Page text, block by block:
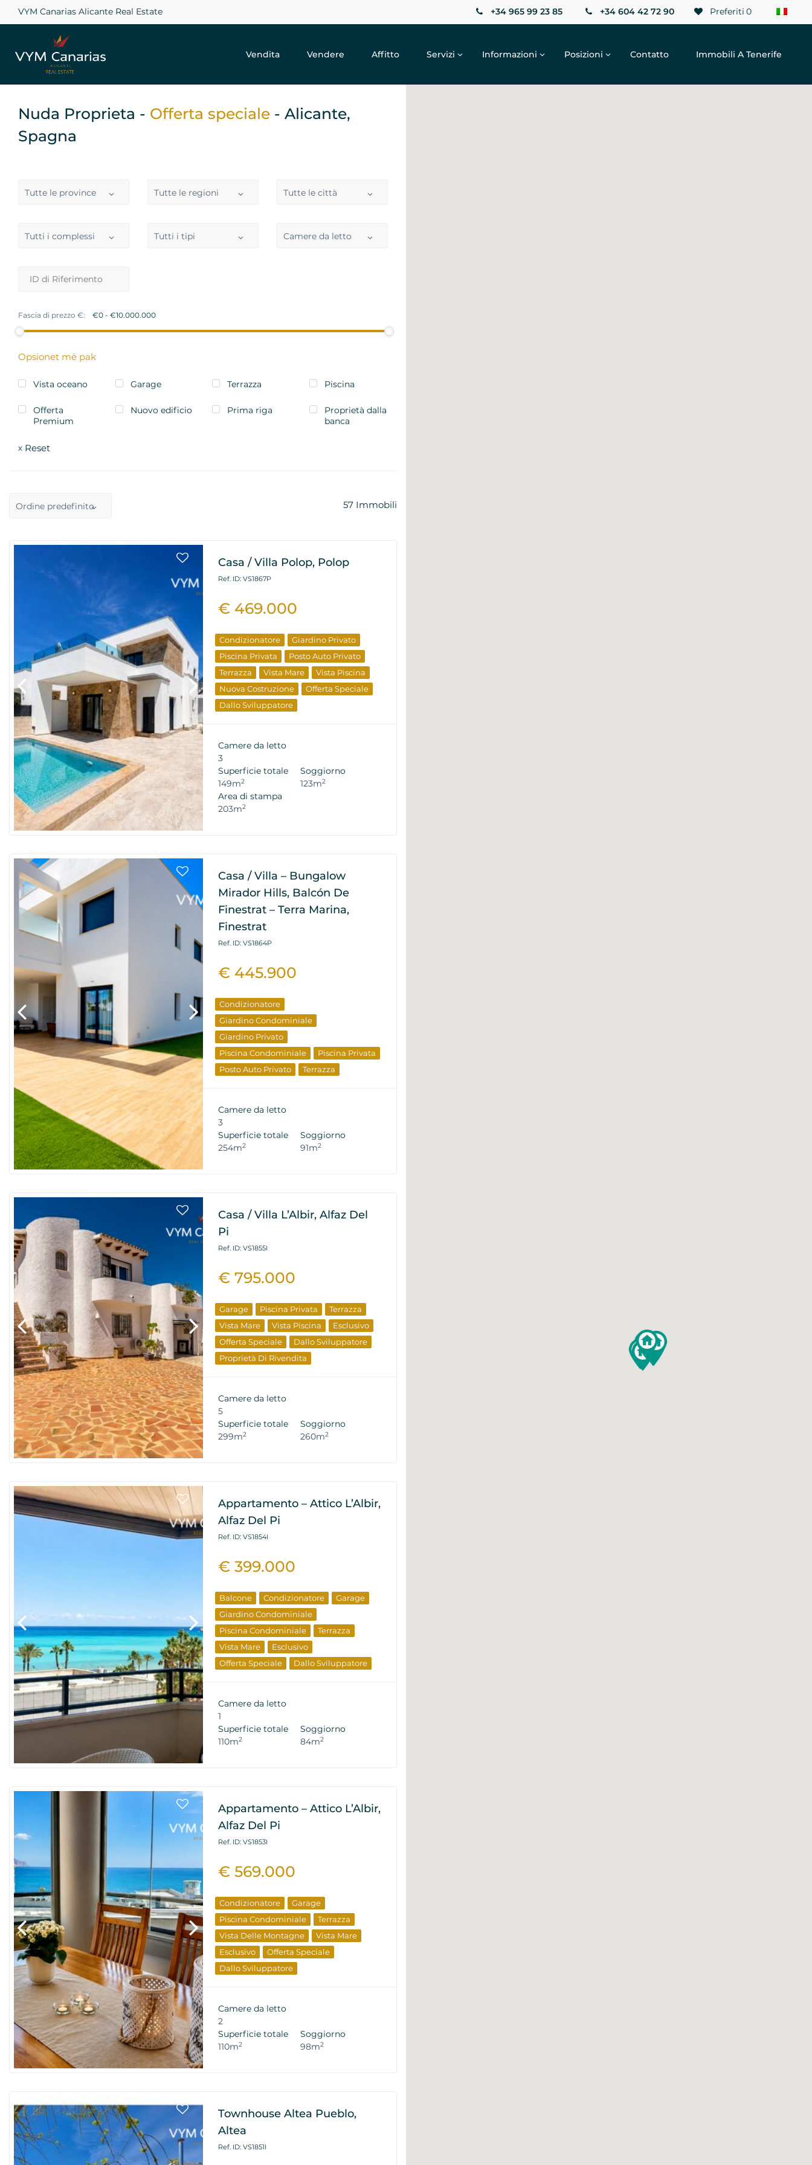
VYM Canarias Alicante Real Estate Preferiti 0
+34 965 99 23 85 +34 604 42 72 90
Vendita Vendere Affitto Servizi Informazioni Posizioni Contatto Immobili A Tenerife
Nuda Proprieta - Offerta speciale - Alicante,
Spagna
Tutte le province Tutte le regioni Tutte le città
Tutti i complessi Tutti i tipi Camere da letto
Fascia di prezzo €:
Opsionet më pak
Vista oceano Garage Terrazza Piscina
Offerta
Premium
Nuovo edificio Prima riga
Proprietà dalla
banca
x Reset
Ordine predefinito 57 Immobili
Casa / Villa Polop, Polop
Ref. ID: VS1867P
€ 469.000
Condizionatore
Giardino Privato
Piscina Privata
Posto Auto Privato
Terrazza
Vista Mare
Vista Piscina
Nuova Costruzione
Offerta Speciale
Dallo Sviluppatore
Camere da letto
3
Superficie totale
149m2
Soggiorno
123m2
Area di stampa
203m2
Casa / Villa – Bungalow
Mirador Hills, Balcón De
Finestrat – Terra Marina,
Finestrat
Ref. ID: VS1864P
€ 445.900
Condizionatore
Giardino Condominiale
Giardino Privato
Piscina Condominiale
Piscina Privata
Posto Auto Privato
Terrazza
Camere da letto
3
Superficie totale
254m2
Soggiorno
91m2
Casa / Villa L’Albir, Alfaz Del
Pi
Ref. ID: VS1855I
€ 795.000
Garage Piscina Privata
Terrazza
Vista Mare
Vista Piscina
Esclusivo
Offerta Speciale
Dallo Sviluppatore
Proprietà Di Rivendita
Camere da letto
5
Superficie totale
299m2
Soggiorno
260m2
Appartamento – Attico L’Albir,
Alfaz Del Pi
Ref. ID: VS1854I
€ 399.000
Balcone Condizionatore
Garage
Giardino Condominiale
Piscina Condominiale
Terrazza
Vista Mare
Esclusivo
Offerta Speciale
Dallo Sviluppatore
Camere da letto
1
Superficie totale
110m2
Soggiorno
84m2
Appartamento – Attico L’Albir,
Alfaz Del Pi
Ref. ID: VS1853I
€ 569.000
Condizionatore
Garage
Piscina Condominiale
Terrazza
Vista Delle Montagne
Vista Mare
Esclusivo
Offerta Speciale
Dallo Sviluppatore
Camere da letto
2
Superficie totale
110m2
Soggiorno
98m2
Townhouse Altea Pueblo,
Altea
Ref. ID: VS1851I